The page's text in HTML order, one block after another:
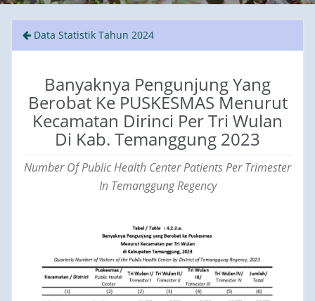
Data Statistik Tahun 2024
Banyaknya Pengunjung Yang
Berobat Ke PUSKESMAS Menurut
Kecamatan Dirinci Per Tri Wulan
Di Kab. Temanggung 2023
Number Of Public Health Center Patients Per Trimester
In Temanggung Regency